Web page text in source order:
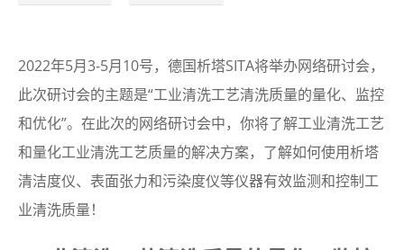
2022年5月3-5月10号，德国析塔SITA将举办网络研讨会，
此次研讨会的主题是“工业清洗工艺清洗质量的量化、监控
和优化”。在此次的网络研讨会中，你将了解工业清洗工艺
和量化工业清洗工艺质量的解决方案，了解如何使用析塔
清洁度仪、表面张力和污染度仪等仪器有效监测和控制工
业清洗质量！